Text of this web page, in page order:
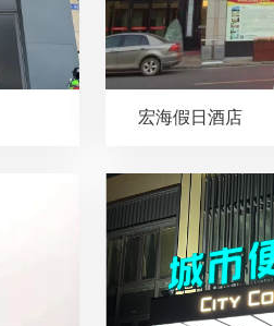
宏海假日酒店